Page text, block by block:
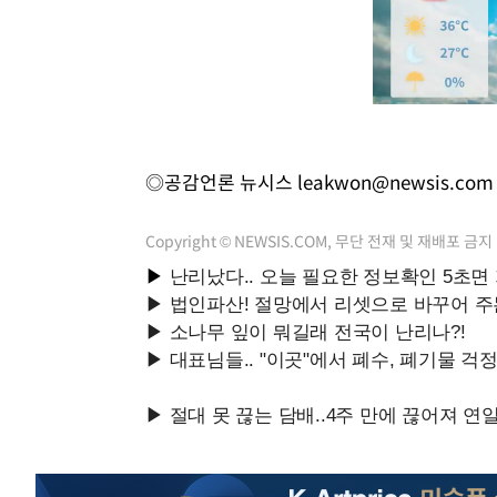
◎공감언론 뉴시스 leakwon@newsis.com
Copyright © NEWSIS.COM, 무단 전재 및 재배포 금지